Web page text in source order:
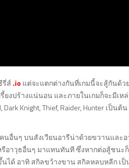
รี่ส์ .io แต่จะแตกต่างกันที่เกมนี้จะสู้กันด้ว
งปร้างแน่นอน และภายในเกมก็จะมีเห
Knight, Thief, Raider, Hunter เป็
นอื่นๆ บนสังเวียนอารีน่าด้วยขวานแล
อาวุธอื่นๆ มาแทนทันที ซึ่งหากต่อสู้ชนะ
ได้ อาทิ สกิลขว้างขาน สกิลหลบหลีก เ